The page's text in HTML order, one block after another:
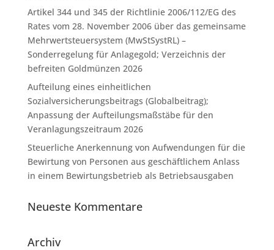
Artikel 344 und 345 der Richtlinie 2006/112/EG des
Rates vom 28. November 2006 über das gemeinsame
Mehrwertsteuersystem (MwStSystRL) –
Sonderregelung für Anlagegold; Verzeichnis der
befreiten Goldmünzen 2026
Aufteilung eines einheitlichen
Sozialversicherungsbeitrags (Globalbeitrag);
Anpassung der Aufteilungsmaßstäbe für den
Veranlagungszeitraum 2026
Steuerliche Anerkennung von Aufwendungen für die
Bewirtung von Personen aus geschäftlichem Anlass
in einem Bewirtungsbetrieb als Betriebsausgaben
Neueste Kommentare
Archiv